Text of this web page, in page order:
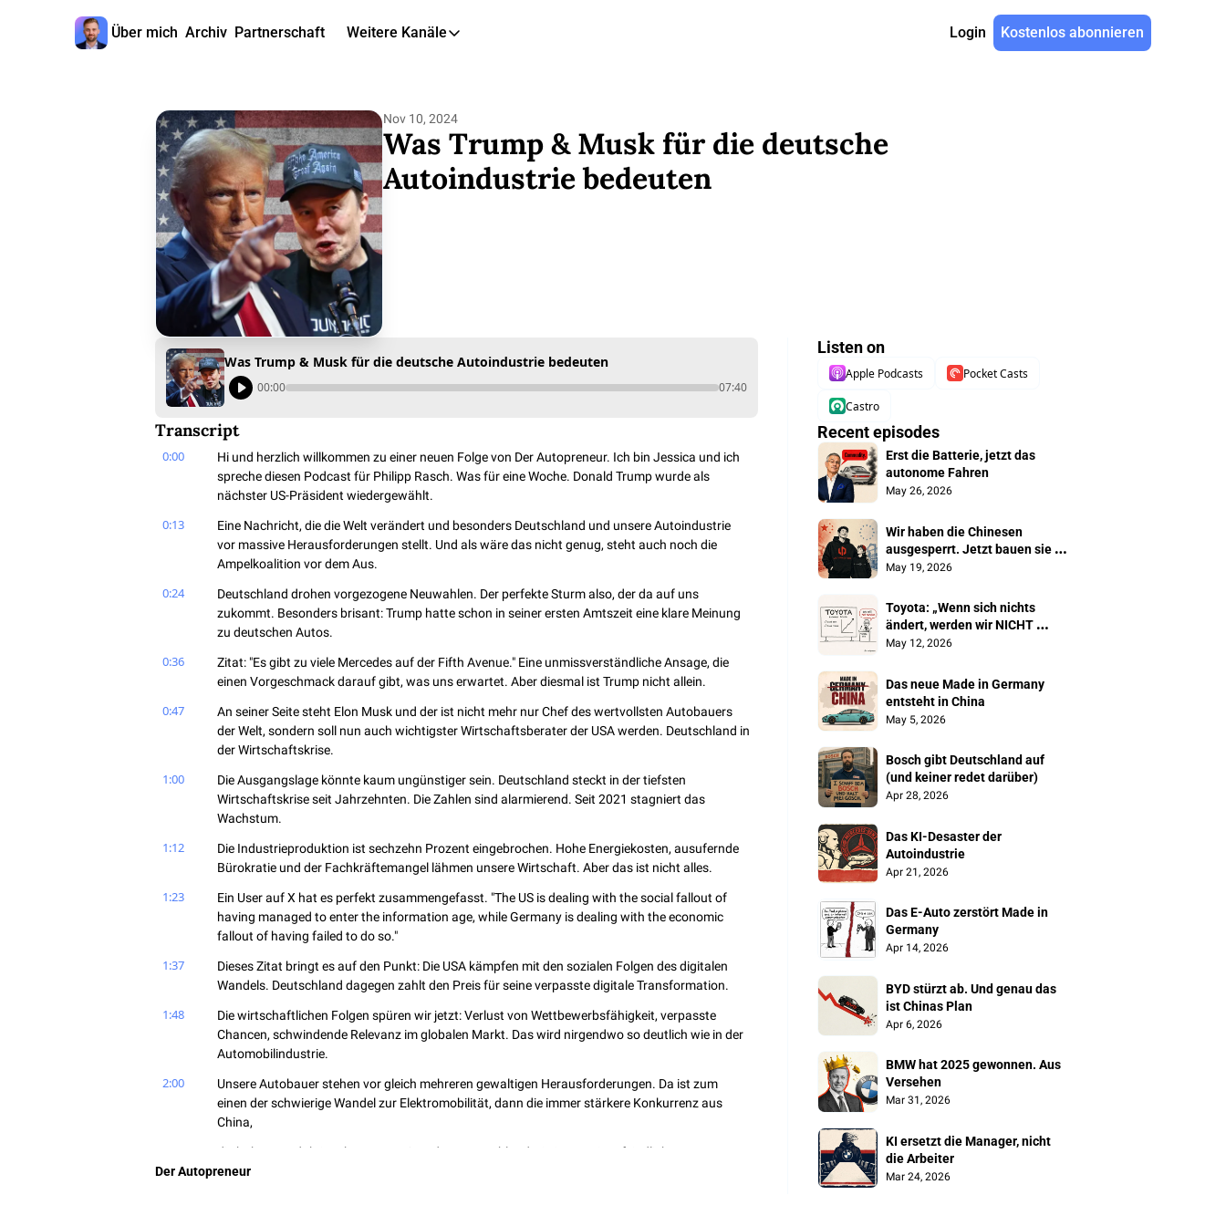
Über mich Archiv Partnerschaft Weitere Kanäle
Weitere Kanäle
📺 YouTube
📊 Insights
Login Kostenlos abonnieren
Nov 10, 2024
Was Trump & Musk für die deutsche
Autoindustrie bedeuten
Was Trump & Musk für die deutsche Autoindustrie bedeuten
00:00 07:40
Transcript
0:00
Hi und herzlich willkommen zu einer neuen Folge von Der Autopreneur. Ich bin Jessica und ich
spreche diesen Podcast für Philipp Rasch. Was für eine Woche. Donald Trump wurde als
nächster US-Präsident wiedergewählt.
0:13
Eine Nachricht, die die Welt verändert und besonders Deutschland und unsere Autoindustrie
vor massive Herausforderungen stellt. Und als wäre das nicht genug, steht auch noch die
Ampelkoalition vor dem Aus.
0:24
Deutschland drohen vorgezogene Neuwahlen. Der perfekte Sturm also, der da auf uns
zukommt. Besonders brisant: Trump hatte schon in seiner ersten Amtszeit eine klare Meinung
zu deutschen Autos.
0:36
Zitat: "Es gibt zu viele Mercedes auf der Fifth Avenue." Eine unmissverständliche Ansage, die
einen Vorgeschmack darauf gibt, was uns erwartet. Aber diesmal ist Trump nicht allein.
0:47
An seiner Seite steht Elon Musk und der ist nicht mehr nur Chef des wertvollsten Autobauers
der Welt, sondern soll nun auch wichtigster Wirtschaftsberater der USA werden. Deutschland in
der Wirtschaftskrise.
1:00
Die Ausgangslage könnte kaum ungünstiger sein. Deutschland steckt in der tiefsten
Wirtschaftskrise seit Jahrzehnten. Die Zahlen sind alarmierend. Seit 2021 stagniert das
Wachstum.
1:12
Die Industrieproduktion ist sechzehn Prozent eingebrochen. Hohe Energiekosten, ausufernde
Bürokratie und der Fachkräftemangel lähmen unsere Wirtschaft. Aber das ist nicht alles.
1:23
Ein User auf X hat es perfekt zusammengefasst. "The US is dealing with the social fallout of
having managed to enter the information age, while Germany is dealing with the economic
fallout of having failed to do so."
1:37
Dieses Zitat bringt es auf den Punkt: Die USA kämpfen mit den sozialen Folgen des digitalen
Wandels. Deutschland dagegen zahlt den Preis für seine verpasste digitale Transformation.
1:48
Die wirtschaftlichen Folgen spüren wir jetzt: Verlust von Wettbewerbsfähigkeit, verpasste
Chancen, schwindende Relevanz im globalen Markt. Das wird nirgendwo so deutlich wie in der
Automobilindustrie.
2:00
Unsere Autobauer stehen vor gleich mehreren gewaltigen Herausforderungen. Da ist zum
einen der schwierige Wandel zur Elektromobilität, dann die immer stärkere Konkurrenz aus
China,
die hohen Produktionskosten am Standort Deutschland, ein innovationsfeindlicher
Heimatmarkt und nicht zuletzt die stockende Transformation zu Software-first-Unternehmen.
Der Autopreneur
Listen on
Apple Podcasts Pocket Casts
Castro
Recent episodes
Erst die Batterie, jetzt das
autonome Fahren
May 26, 2026
Wir haben die Chinesen
ausgesperrt. Jetzt bauen sie
unsere Autos
May 19, 2026
Toyota: „Wenn sich nichts
ändert, werden wir NICHT
überleben"
May 12, 2026
Das neue Made in Germany
entsteht in China
May 5, 2026
Bosch gibt Deutschland auf
(und keiner redet darüber)
Apr 28, 2026
Das KI-Desaster der
Autoindustrie
Apr 21, 2026
Das E-Auto zerstört Made in
Germany
Apr 14, 2026
BYD stürzt ab. Und genau das
ist Chinas Plan
Apr 6, 2026
BMW hat 2025 gewonnen. Aus
Versehen
Mar 31, 2026
KI ersetzt die Manager, nicht
die Arbeiter
Mar 24, 2026